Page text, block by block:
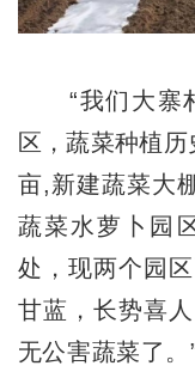
“我们大寨村
区，蔬菜种植
亩,新建蔬菜大
蔬菜水萝卜园
处，现两个园
甘蓝，长势喜
无公害蔬菜了